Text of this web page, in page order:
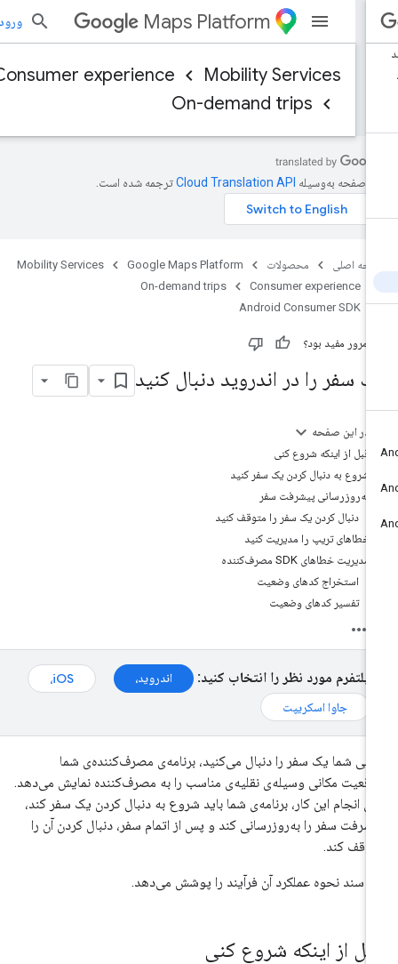
Maps Platform ورود به
Mobility Services
Consumer experience
On-demand trips
صفحه به‌وسیله ترجمه شده است.
اصلی محصولات Google Maps Platform
Mobility Services
Consumer experience
On-demand trips
Android Consumer SDK
مرور مفید بود؟
سفر را در اندروید دنبال کنید
در این صفحه
قبل از اینکه شروع کنی
شروع به دنبال کردن یک سفر کنید
به‌روزرسانی پیشرفت سفر
دنبال کردن یک سفر را متوقف کنید
خطاهای تریپ را مدیریت کنید
مدیریت خطاهای SDK مصرف‌کننده
استخراج کدهای وضعیت
تفسیر کدهای وضعیت
پلتفرم مورد نظر را انتخاب کنید: اندروید،
iOS،
جاوا اسکریپت
شما یک سفر را دنبال می‌کنید، برنامه‌ی مصرف‌کننده‌ی شما
مکانی وسیله‌ی نقلیه‌ی مناسب را به مصرف‌کننده نمایش می‌دهد.
انجام این کار، برنامه‌ی شما باید شروع به دنبال کردن یک سفر کند،
سفر را به‌روزرسانی کند و پس از اتمام سفر، دنبال کردن آن را
کند.
سند نحوه عملکرد آن فرآیند را پوشش می‌دهد.
از اینکه شروع کنی